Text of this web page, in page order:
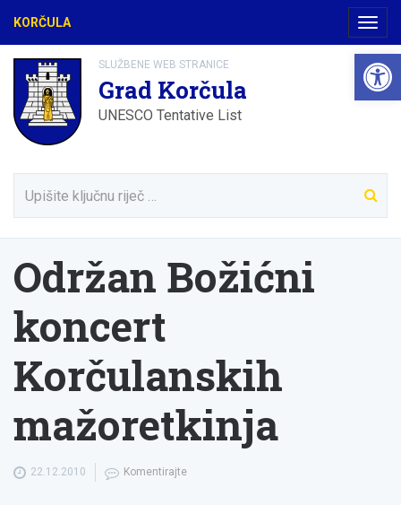
KORČULA
SLUŽBENE WEB STRANICE
Grad Korčula
UNESCO Tentative List
Održan Božićni
koncert
Korčulanskih
mažoretkinja
22.12.2010 Komentirajte